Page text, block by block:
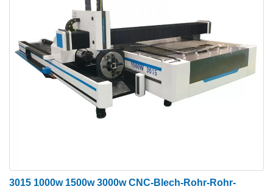
3015 1000w 1500w 3000w CNC-Blech-Rohr-Rohr-